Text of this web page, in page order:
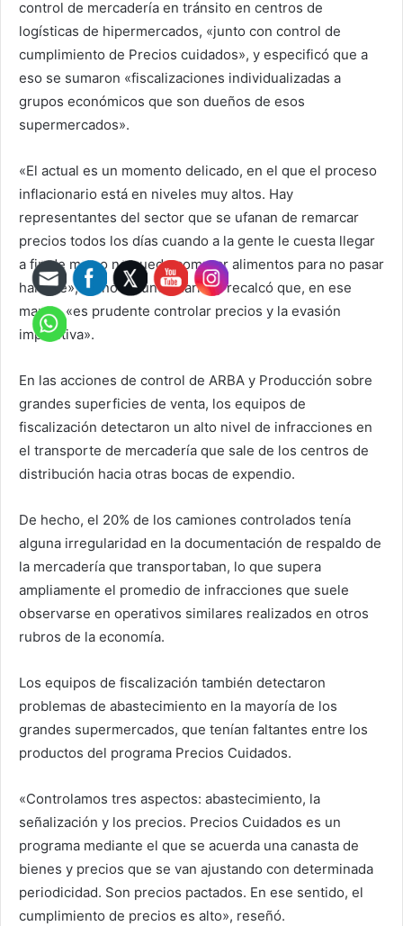
control de mercadería en tránsito en centros de
logísticas de hipermercados, «junto con control de
cumplimiento de Precios cuidados», y especificó que a
eso se sumaron «fiscalizaciones individualizadas a
grupos económicos que son dueños de esos
supermercados».
«El actual es un momento delicado, en el que el proceso
inflacionario está en niveles muy altos. Hay
representantes del sector que se ufanan de remarcar
precios todos los días cuando a la gente le cuesta llegar
a fin de mes o no puede comprar alimentos para no pasar
hambre», opinó el funcionario, y recalcó que, en ese
marco, «es prudente controlar precios y la evasión
impositiva».
En las acciones de control de ARBA y Producción sobre
grandes superficies de venta, los equipos de
fiscalización detectaron un alto nivel de infracciones en
el transporte de mercadería que sale de los centros de
distribución hacia otras bocas de expendio.
De hecho, el 20% de los camiones controlados tenía
alguna irregularidad en la documentación de respaldo de
la mercadería que transportaban, lo que supera
ampliamente el promedio de infracciones que suele
observarse en operativos similares realizados en otros
rubros de la economía.
Los equipos de fiscalización también detectaron
problemas de abastecimiento en la mayoría de los
grandes supermercados, que tenían faltantes entre los
productos del programa Precios Cuidados.
«Controlamos tres aspectos: abastecimiento, la
señalización y los precios. Precios Cuidados es un
programa mediante el que se acuerda una canasta de
bienes y precios que se van ajustando con determinada
periodicidad. Son precios pactados. En ese sentido, el
cumplimiento de precios es alto», reseñó.